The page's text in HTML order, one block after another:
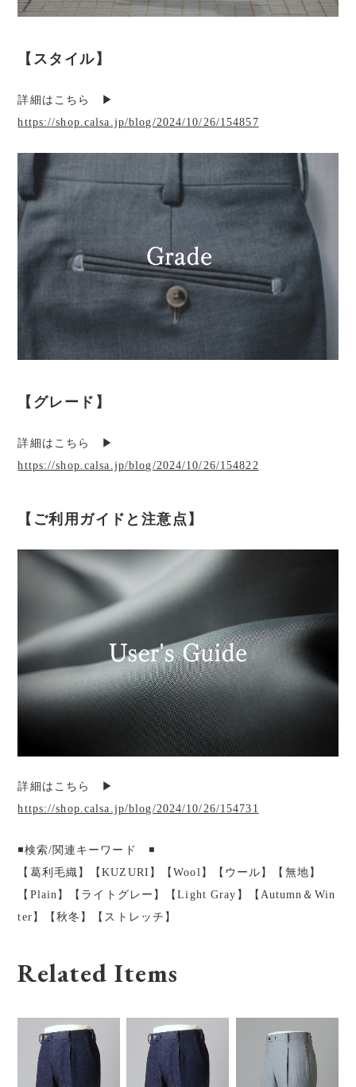
【スタイル】
詳細はこちら ▶︎
https://shop.calsa.jp/blog/2024/10/26/154857
【グレード】
詳細はこちら ▶︎
https://shop.calsa.jp/blog/2024/10/26/154822
【ご利用ガイドと注意点】
詳細はこちら ▶︎
https://shop.calsa.jp/blog/2024/10/26/154731
◾️検索/関連キーワード ◾️
【葛利毛織】【KUZURI】【Wool】【ウール】【無地】
【Plain】【ライトグレー】【Light Gray】【Autumn＆Win
ter】【秋冬】【ストレッチ】
Related Items